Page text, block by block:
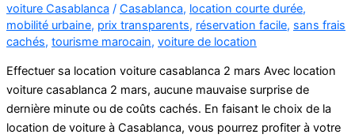
voiture Casablanca / Casablanca, location courte durée,
mobilité urbaine, prix transparents, réservation facile, sans frais
cachés, tourisme marocain, voiture de location
Effectuer sa location voiture casablanca 2 mars Avec location
voiture casablanca 2 mars, aucune mauvaise surprise de
dernière minute ou de coûts cachés. En faisant le choix de la
location de voiture à Casablanca, vous pourrez profiter à votre